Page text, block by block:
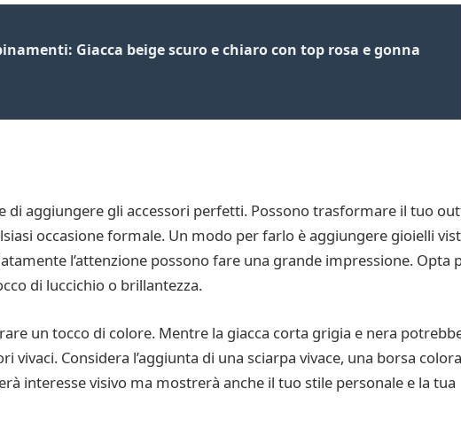
Giacca beige scuro e chiaro con top rosa e gonna
aggiungere gli accessori perfetti. Possono trasformare il tuo
occasione formale. Un modo per farlo è aggiungere gioielli
l’attenzione possono fare una grande impressione. Opta
di luccichio o brillantezza.
un tocco di colore. Mentre la giacca corta grigia e nera
Considera l’aggiunta di una sciarpa vivace, una borsa
interesse visivo ma mostrerà anche il tuo stile personale e la tua